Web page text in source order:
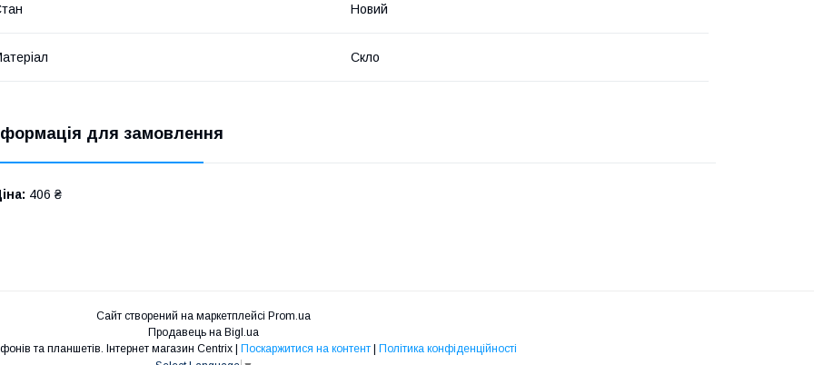
Новий
Скло
для замовлення
406 ₴
Сайт створений на маркетплейсі Prom.ua
Продавець на Bigl.ua
Запчастини для телефонів та планшетів. Інтернет магазин Centrix | Поскаржитися на контент | Політика конфіденційності